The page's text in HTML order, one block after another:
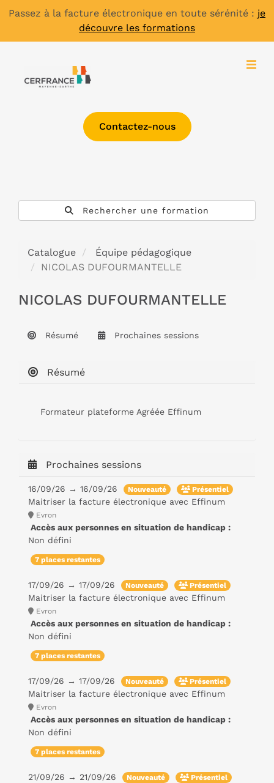
Passez à la facture électronique en toute sérénité : je
découvre les formations
Contactez-nous
Rechercher une formation
Catalogue
Équipe pédagogique
NICOLAS DUFOURMANTELLE
NICOLAS DUFOURMANTELLE
Résumé Prochaines sessions
Résumé
Formateur plateforme Agréée Effinum
Prochaines sessions
16/09/26 → 16/09/26 Nouveauté Présentiel
Maitriser la facture électronique avec Effinum
Evron
Accès aux personnes en situation de handicap :
Non défini
7 places restantes
17/09/26 → 17/09/26 Nouveauté Présentiel
Maitriser la facture électronique avec Effinum
Evron
Accès aux personnes en situation de handicap :
Non défini
7 places restantes
17/09/26 → 17/09/26 Nouveauté Présentiel
Maitriser la facture électronique avec Effinum
Evron
Accès aux personnes en situation de handicap :
Non défini
7 places restantes
21/09/26 → 21/09/26 Nouveauté Présentiel